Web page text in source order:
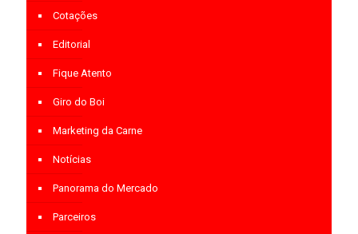
Cotações
Editorial
Fique Atento
Giro do Boi
Marketing da Carne
Notícias
Panorama do Mercado
Parceiros